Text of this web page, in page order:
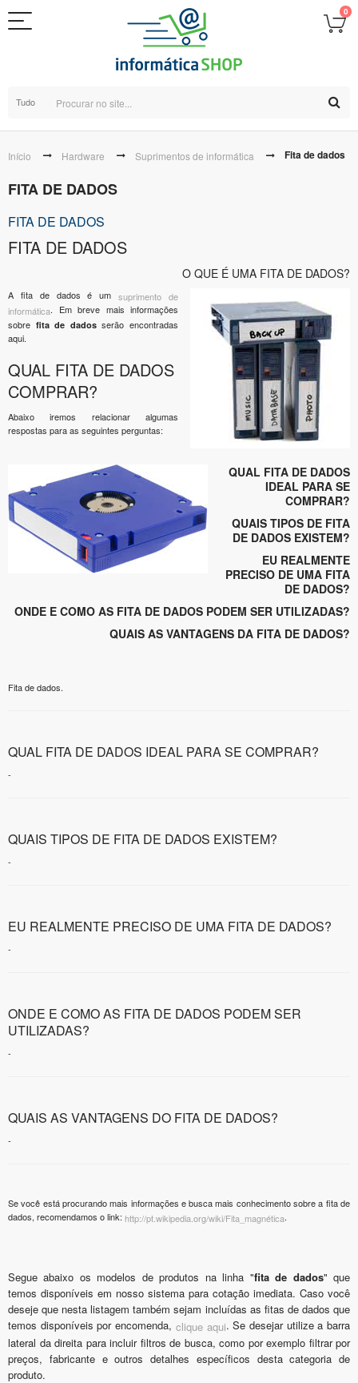
0
Tudo
Início Hardware Suprimentos de informática Fita de dados
FITA DE DADOS
FITA DE DADOS
FITA DE DADOS
O QUE É UMA FITA DE DADOS?
A fita de dados é umsuprimento de
informática. Em breve mais informações
sobre fita de dadosserão encontradas
aqui.
QUAL FITA DE DADOS
COMPRAR?
Abaixo iremos relacionar algumas
respostas para as seguintes perguntas:
QUAL FITA DE DADOS
IDEAL PARA SE
COMPRAR?
QUAIS TIPOS DE FITA
DE DADOS EXISTEM?
EU REALMENTE
PRECISO DE UMA FITA
DE DADOS?
ONDE E COMO AS FITA DE DADOS PODEM SER UTILIZADAS?
QUAIS AS VANTAGENS DA FITA DE DADOS?
Fita de dados.
QUAL FITA DE DADOS IDEAL PARA SE COMPRAR?
-
QUAIS TIPOS DE FITA DE DADOS EXISTEM?
-
EU REALMENTE PRECISO DE UMA FITA DE DADOS?
-
ONDE E COMO AS FITA DE DADOS PODEM SER
UTILIZADAS?
-
QUAIS AS VANTAGENS DO FITA DE DADOS?
-
Se você está procurando mais informações e busca mais conhecimento sobre a fita de
dados, recomendamos o link: http://pt.wikipedia.org/wiki/Fita_magnética.
Segue abaixo os modelos de produtos na linha "fita de dados" que
temos disponíveis em nosso sistema para cotação imediata. Caso você
deseje que nesta listagem também sejam incluídas as fitas de dados que
temos disponíveis por encomenda, clique aqui. Se desejar utilize a barra
lateral da direita para incluir filtros de busca, como por exemplo filtrar por
preços, fabricante e outros detalhes específicos desta categoria de
produto.